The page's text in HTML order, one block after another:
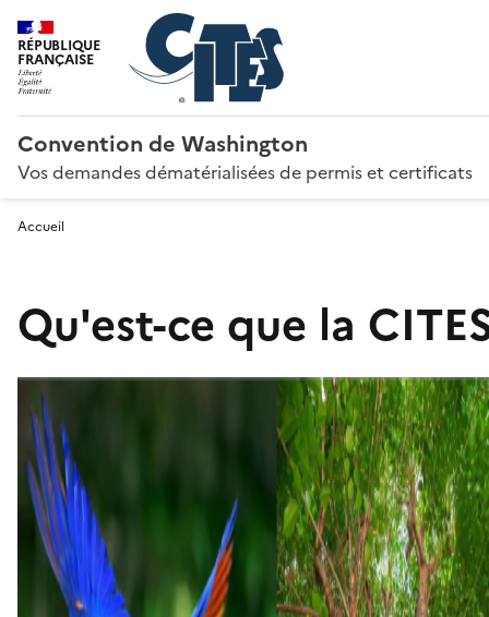
RÉPUBLIQUE
FRANÇAISE
Convention de Washington
Vos demandes dématérialisées de permis et certificats
Accueil
Qu'est-ce que la